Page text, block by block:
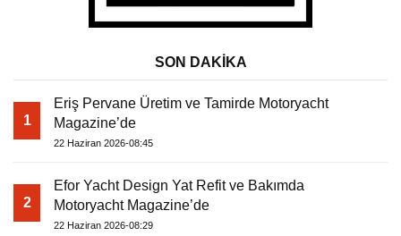
SON DAKİKA
1
Eriş Pervane Üretim ve Tamirde Motoryacht
Magazine’de
22 Haziran 2026-08:45
2
Efor Yacht Design Yat Refit ve Bakımda
Motoryacht Magazine’de
22 Haziran 2026-08:29